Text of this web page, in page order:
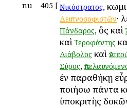
nu 405 [ Νικόστρατος,
Δειπνοσοφιστῶν·
Πάνδαρος, ὃς καὶ
καὶ Ἱεροφάντης
Διάβολος καὶ
Σύρος,
ἐν παραθήκῃ
ποιήσω πάντα
ὑποκριτὴς